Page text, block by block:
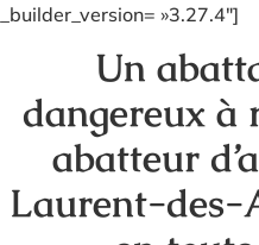
_builder_version= »3.27.4″]
Un
dangereux à
abatteur
Laurent-des-